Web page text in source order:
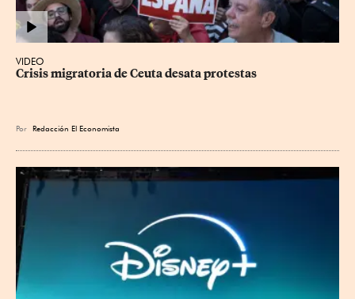
VIDEO
Crisis migratoria de Ceuta desata protestas
Por Redacción El Economista